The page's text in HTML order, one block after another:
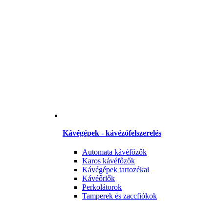
Kávégépek - kávézófelszerelés
Automata kávéfőzők
Karos kávéfőzők
Kávégépek tartozékai
Kávéőrlők
Perkolátorok
Tamperek és zaccfiókok